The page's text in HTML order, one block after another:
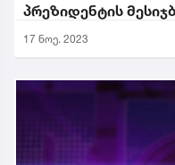
პრეზიდენტის
17 ნოე. 2023